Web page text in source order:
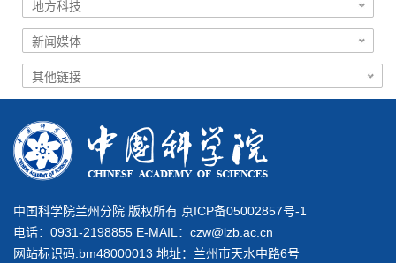
中国科学院兰州分院 版权所有 京ICP备05002857号-1
电话：0931-2198855 E-MAIL： czw@lzb.ac.cn
网站标识码:bm48000013 地址：兰州市天水中路6号